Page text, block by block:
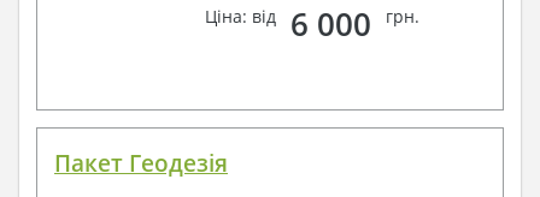
Ціна: від
6 000 грн.
Пакет Геодезія